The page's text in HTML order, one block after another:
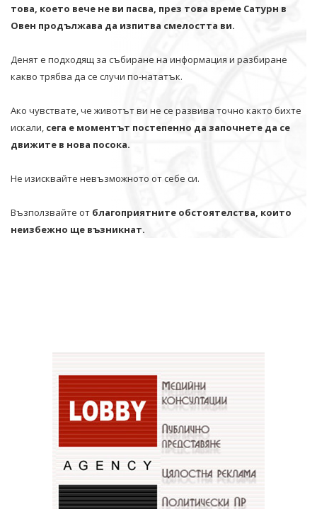
това, което вече не ви пасва, през това време Сатурн в
Овен продължава да изпитва смелостта ви.
Денят е подходящ за събиране на информация и разбиране
какво трябва да се случи по-нататък.
Ако чувствате, че животът ви не се развива точно както бихте
искали, сега е моментът постепенно да започнете да се
движите в нова посока.
Не изисквайте невъзможното от себе си.
Възползвайте от благоприятните обстоятелства, които
неизбежно ще възникнат.